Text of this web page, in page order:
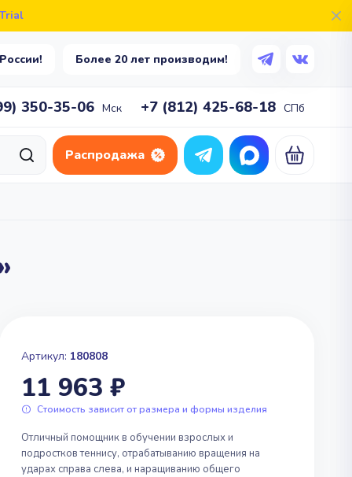
Тхэквон-до
Капоэйра
Парашютный спорт
для
Альпинизм и
Более 20 лет производим!
350-35-06 Мск +7 (812) 425-68-18 СПб
Распродажа
Парашютный спорт
Артикул: 180808
11 963 ₽
Стоимость зависит от размера и формы изделия
Отличный помощник в обучении взрослых и
подростков теннису, отрабатыванию вращения на
ударах справа слева, и наращиванию общего